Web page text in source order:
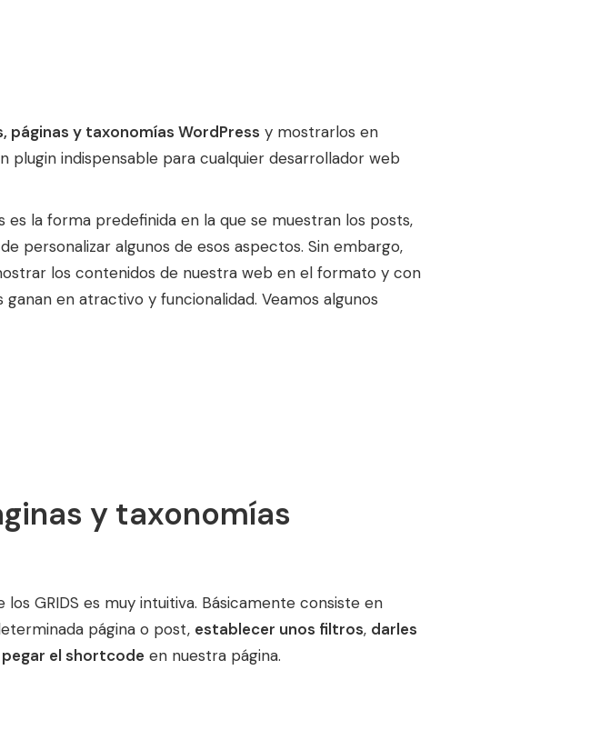
y taxonomías WordPress y mostrarlos en
plugin indispensable para cualquier desarrollador web
la forma predefinida en la que se muestran los posts,
personalizar algunos de esos aspectos. Sin embargo,
los contenidos de nuestra web en el formato y con
en atractivo y funcionalidad. Veamos algunos
y taxonomías
GRIDS es muy intuitiva. Básicamente consiste en
página o post, establecer unos filtros, darles
pegar el shortcode en nuestra página.